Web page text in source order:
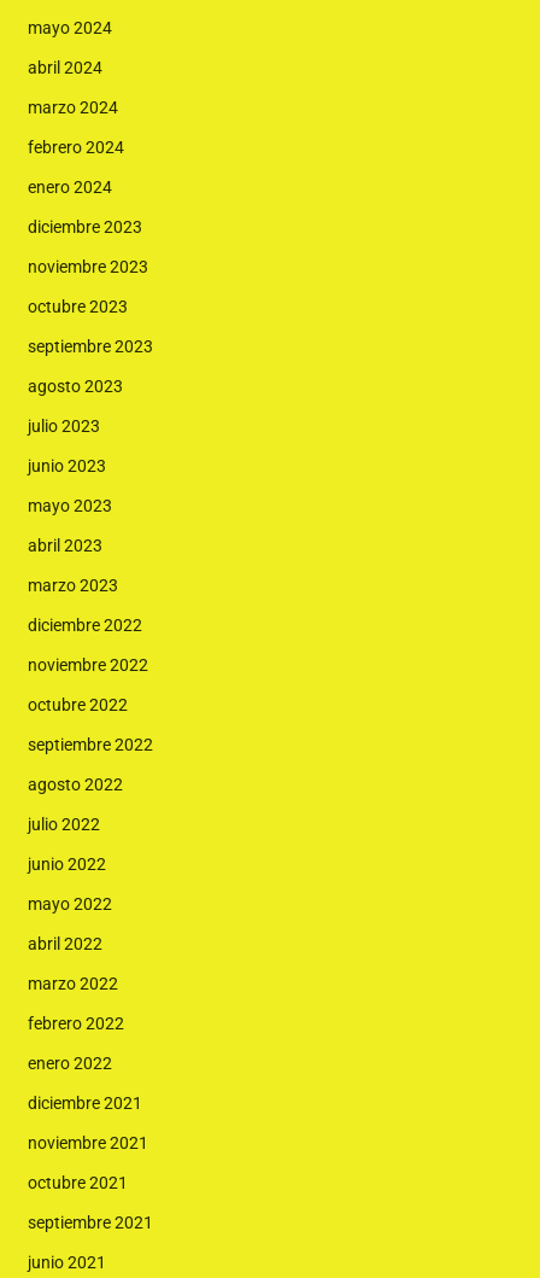
mayo 2024
abril 2024
marzo 2024
febrero 2024
enero 2024
diciembre 2023
noviembre 2023
octubre 2023
septiembre 2023
agosto 2023
julio 2023
junio 2023
mayo 2023
abril 2023
marzo 2023
diciembre 2022
noviembre 2022
octubre 2022
septiembre 2022
agosto 2022
julio 2022
junio 2022
mayo 2022
abril 2022
marzo 2022
febrero 2022
enero 2022
diciembre 2021
noviembre 2021
octubre 2021
septiembre 2021
junio 2021